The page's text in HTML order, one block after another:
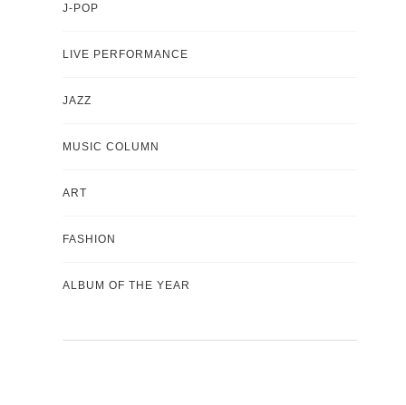
J-POP
LIVE PERFORMANCE
JAZZ
MUSIC COLUMN
ART
FASHION
ALBUM OF THE YEAR